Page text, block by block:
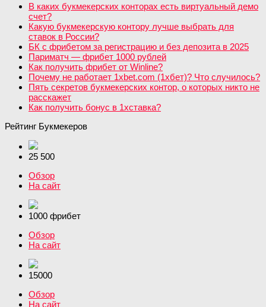
В каких букмекерских конторах есть виртуальный демо
счет?
Какую букмекерскую контору лучше выбрать для
ставок в России?
БК с фрибетом за регистрацию и без депозита в 2025
Париматч — фрибет 1000 рублей
Как получить фрибет от Winline?
Почему не работает 1xbet.com (1хбет)? Что случилось?
Пять секретов букмекерских контор, о которых никто не
расскажет
Как получить бонус в 1хставка?
Рейтинг Букмекеров
25 500
Обзор
На сайт
1000 фрибет
Обзор
На сайт
15000
Обзор
На сайт